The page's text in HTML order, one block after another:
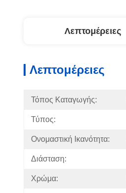
Λεπτομέρειες
Λεπτομέρειες
Τόπος Καταγωγής:
Τύπος:
Ονομαστική Ικανότητα:
Διάσταση:
Χρώμα: